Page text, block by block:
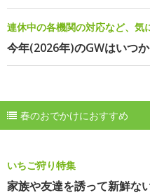
連休中の各機関の対応など、気
今年(2026年)のGWはいつ
春のおでかけにおすすめ
いちご狩り特集
家族や友達を誘って新鮮な